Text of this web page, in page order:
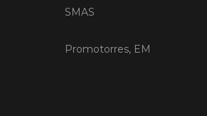
SMAS
Promotorres, EM